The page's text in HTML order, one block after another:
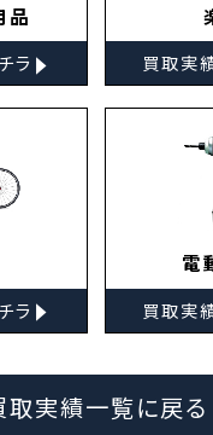
品
ラ ▸ 買取実
ラ ▸
電
買取実
取実績一覧に戻る